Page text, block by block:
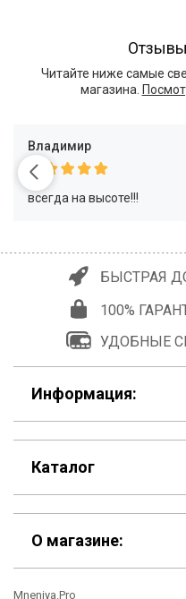
Читайте ниже самые
магазина.
Владимир
всегда на высоте!!!
БЫСТРАЯ
100%
УДОБНЫЕ
Информация:
F.A.Q
Контакты
Шоурум
Материалы
Каталог
Скидки
Кошельки
О магазине:
Bag & Wallet — интернет-